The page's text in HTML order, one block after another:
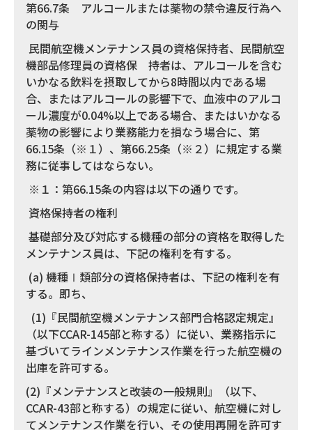
第66.7条 アルコールまたは薬物の禁令違反行為へ
の関与
民間航空機メンテナンス員の資格保持者、民間航空
機部品修理員の資格保 持者は、アルコールを含む
いかなる飲料を摂取してから8時間以内である場
合、またはアルコールの影響下で、血液中のアルコ
ール濃度が0.04%以上である場合、またはいかなる
薬物の影響により業務能力を損なう場合に、第
66.15条（※１）、第66.25条（※２）に規定する業
務に従事してはならない。
※１：第66.15条の内容は以下の通りです。
資格保持者の権利
基礎部分及び対応する機種の部分の資格を取得した
メンテナンス員は、下記の権利を有する。
(a) 機種Ⅰ類部分の資格保持者は、下記の権利を有
する。即ち、
(1)『民間航空機メンテナンス部門合格認定規定』
（以下CCAR-145部と称する）に従い、業務指示に
基づいてラインメンテナンス作業を行った航空機の
出庫を許可する。
(2)『メンテナンスと改装の一般規則』（以下、
CCAR-43部と称する）の規定に従い、航空機に対し
てメンテナンス作業を行い、その使用再開を許可す